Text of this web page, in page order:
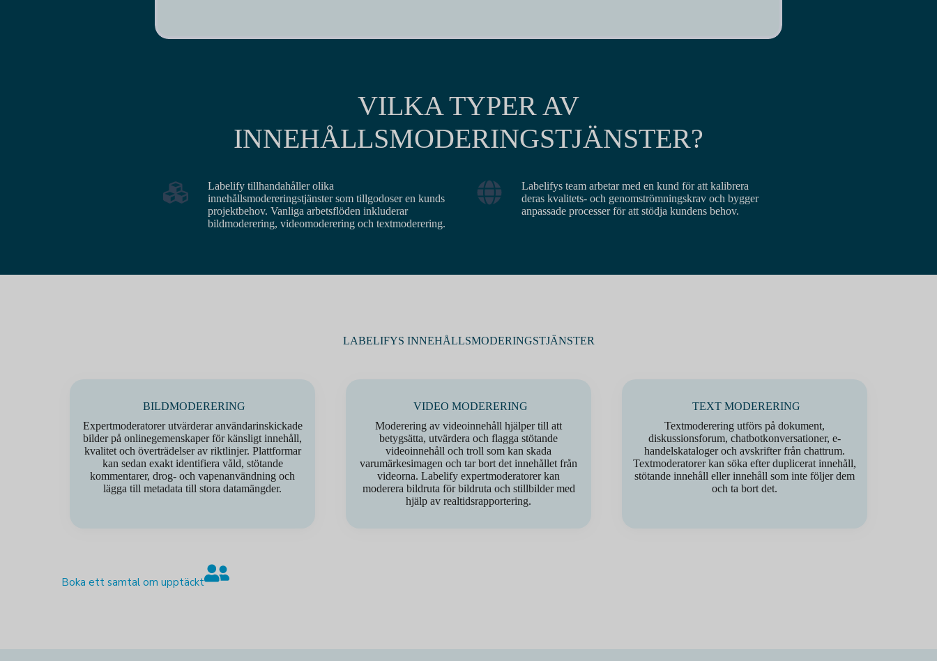
VILKA TYPER AV
INNEHÅLLSMODERINGSTJÄNSTER?
Labelify tillhandahåller olika
innehållsmodereringstjänster som tillgodoser en kunds
projektbehov. Vanliga arbetsflöden inkluderar
bildmoderering, videomoderering och textmoderering.
Labelifys team arbetar med en kund för att kalibrera
deras kvalitets- och genomströmningskrav och bygger
anpassade processer för att stödja kundens behov.
LABELIFYS INNEHÅLLSMODERINGSTJÄNSTER
BILDMODERERING
Expertmoderatorer utvärderar användarinskickade
bilder på onlinegemenskaper för känsligt innehåll,
kvalitet och överträdelser av riktlinjer. Plattformar
kan sedan exakt identifiera våld, stötande
kommentarer, drog- och vapenanvändning och
lägga till metadata till stora datamängder.
VIDEO MODERERING
Moderering av videoinnehåll hjälper till att
betygsätta, utvärdera och flagga stötande
videoinnehåll och troll som kan skada
varumärkesimagen och tar bort det innehållet från
videorna. Labelify expertmoderatorer kan
moderera bildruta för bildruta och stillbilder med
hjälp av realtidsrapportering.
TEXT MODERERING
Textmoderering utförs på dokument,
diskussionsforum, chatbotkonversationer, e-
handelskataloger och avskrifter från chattrum.
Textmoderatorer kan söka efter duplicerat innehåll,
stötande innehåll eller innehåll som inte följer dem
och ta bort det.
Boka ett samtal om upptäckt